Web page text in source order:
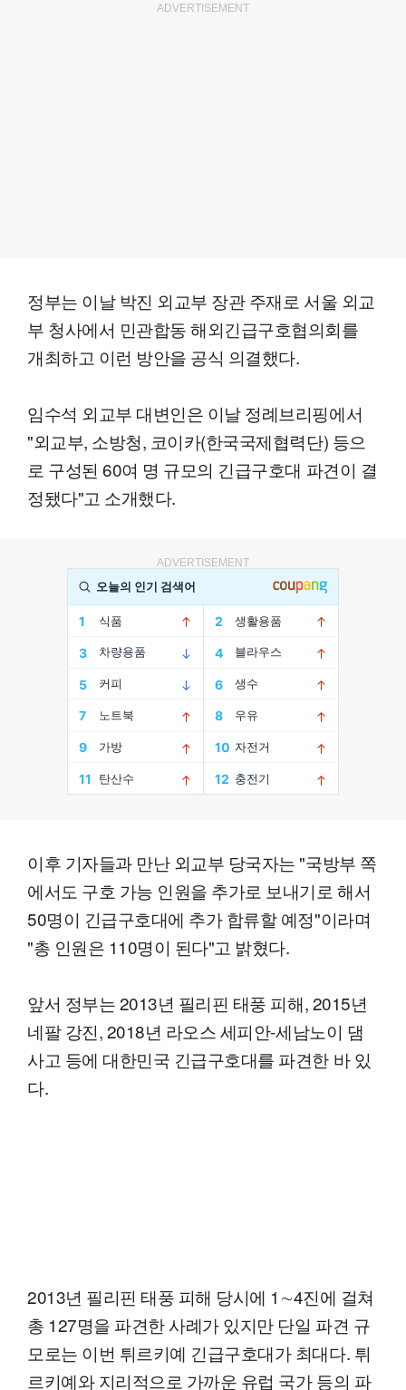
ADVERTISEMENT
정부는 이날 박진 외교부 장관 주재로 서울 외교
부 청사에서 민관합동 해외긴급구호협의회를
개최하고 이런 방안을 공식 의결했다.
임수석 외교부 대변인은 이날 정례브리핑에서
"외교부, 소방청, 코이카(한국국제협력단) 등으
로 구성된 60여 명 규모의 긴급구호대 파견이 결
정됐다"고 소개했다.
ADVERTISEMENT
이후 기자들과 만난 외교부 당국자는 "국방부 쪽
에서도 구호 가능 인원을 추가로 보내기로 해서
50명이 긴급구호대에 추가 합류할 예정"이라며
"총 인원은 110명이 된다"고 밝혔다.
앞서 정부는 2013년 필리핀 태풍 피해, 2015년
네팔 강진, 2018년 라오스 세피안-세남노이 댐
사고 등에 대한민국 긴급구호대를 파견한 바 있
다.
2013년 필리핀 태풍 피해 당시에 1∼4진에 걸쳐
총 127명을 파견한 사례가 있지만 단일 파견 규
모로는 이번 튀르키예 긴급구호대가 최대다. 튀
르키예와 지리적으로 가까운 유럽 국가 등의 파